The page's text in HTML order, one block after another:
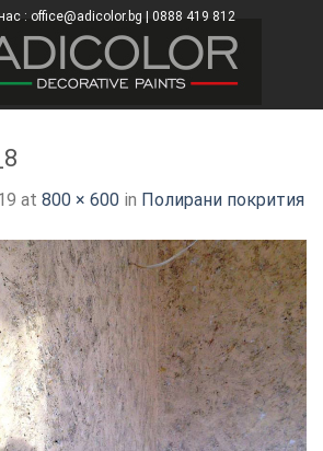
: office@adicolor.bg | 0888 419 812
at 800 × 600 in Полирани покрития